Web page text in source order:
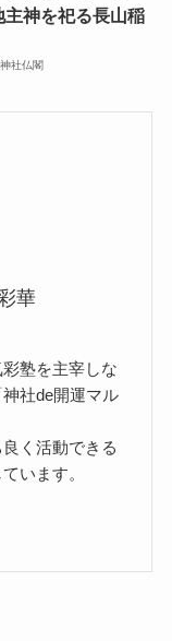
神を祀る長山稲
神社仏閣
華
塾を主宰しな
社de開運マル
く活動できる
います。